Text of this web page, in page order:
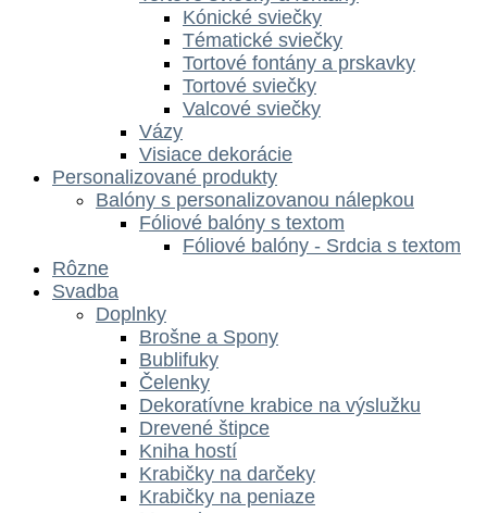
Kónické sviečky
Tématické sviečky
Tortové fontány a prskavky
Tortové sviečky
Valcové sviečky
Vázy
Visiace dekorácie
Personalizované produkty
Balóny s personalizovanou nálepkou
Fóliové balóny s textom
Fóliové balóny - Srdcia s textom
Rôzne
Svadba
Doplnky
Brošne a Spony
Bublifuky
Čelenky
Dekoratívne krabice na výslužku
Drevené štipce
Kniha hostí
Krabičky na darčeky
Krabičky na peniaze